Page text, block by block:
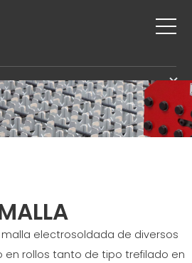
electrosoldada de diversos
en rollos tanto de tipo trefilado en